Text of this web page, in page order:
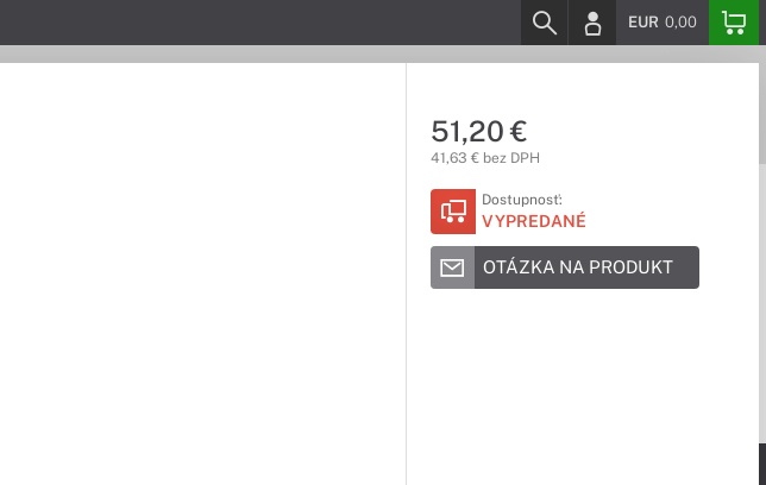
EUR 0,00
51,20 €
41,63 € bez DPH
Dostupnosť:
VYPREDANÉ
OTÁZKA NA PRODUKT